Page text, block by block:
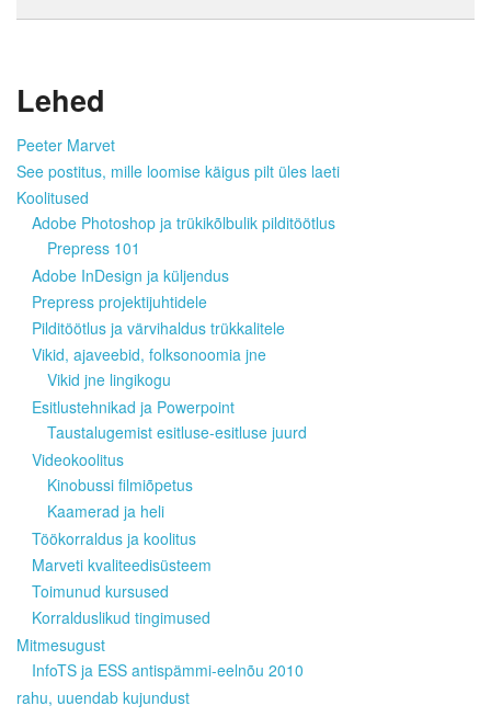
Lehed
Peeter Marvet
See postitus, mille loomise käigus pilt üles laeti
Koolitused
Adobe Photoshop ja trükikõlbulik pilditöötlus
Prepress 101
Adobe InDesign ja küljendus
Prepress projektijuhtidele
Pilditöötlus ja värvihaldus trükkalitele
Vikid, ajaveebid, folksonoomia jne
Vikid jne lingikogu
Esitlustehnikad ja Powerpoint
Taustalugemist esitluse-esitluse juurd
Videokoolitus
Kinobussi filmiõpetus
Kaamerad ja heli
Töökorraldus ja koolitus
Marveti kvaliteedisüsteem
Toimunud kursused
Korralduslikud tingimused
Mitmesugust
InfoTS ja ESS antispämmi-eelnõu 2010
rahu, uuendab kujundust